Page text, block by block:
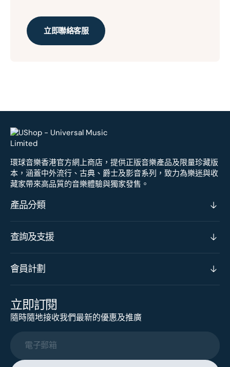
立即聯絡客服
環球音樂香港官方網上商店，提供正版音樂產品及限量珍藏版
本，涵蓋中外流行、古典、爵士及影音系列，致力為樂迷與收
藏家帶來高品質的音樂體驗與獨家發售。
產品分類
查詢及支援
會員計劃
立即訂閱
隨時隨地接收我們最新的優惠及推廣
電子郵箱